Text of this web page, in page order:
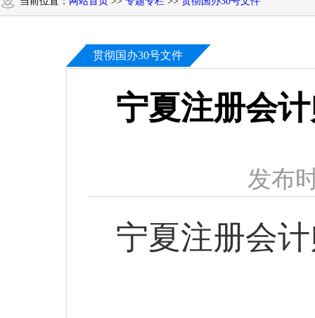
贯彻国办30号文件
宁夏注册会
发布
宁夏注册会